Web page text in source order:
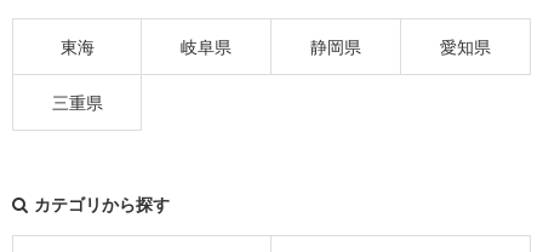
東海 岐阜県 静岡県 愛知県
三重県
カテゴリから探す